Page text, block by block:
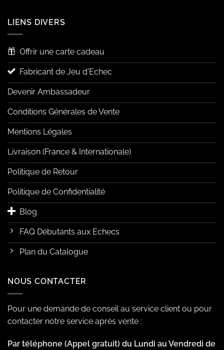
LIENS DIVERS
Offrir une carte cadeau
Fabricant de Jeu d'Echec
Devenir Ambassadeur
Conditions Générales de Vente
Mentions Légales
Livraison (France & Internationale)
Politique de Retour
Politique de Confidentialité
Blog
FAQ Débutants aux Echecs
Plan du Catalogue
NOUS CONTACTER
Pour une demande de conseil au service client ou pour
contacter notre service après vente :
Par téléphone (Appel gratuit) du Lundi au Vendredi de